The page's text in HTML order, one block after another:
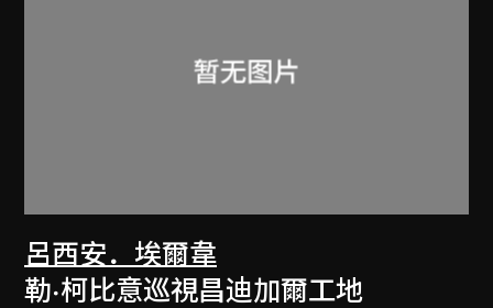
呂西安．埃爾韋
勒·柯比意巡視昌迪加爾工地